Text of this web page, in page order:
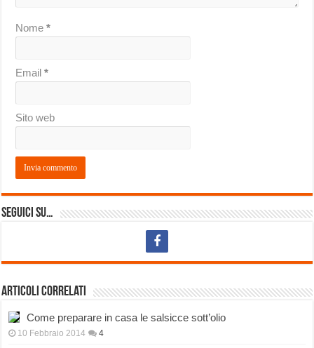
Nome*
Email*
Sito web
Seguici su…
Articoli correlati
Come preparare in casa le salsicce sott’olio
10 Febbraio 2014 4